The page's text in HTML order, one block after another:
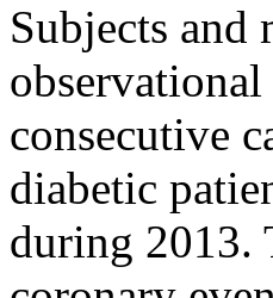
Subjects and
consecutive
diabetic
during 2013.